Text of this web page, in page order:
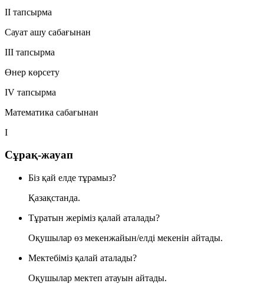
II тапсырма
Сауат ашу сабағынан
III тапсырма
Өнер көрсету
IV тапсырма
Математика сабағынан
I
Сұрақ-жауап
Біз қай елде тұрамыз?
Қазақстанда.
Тұратын жеріміз қалай аталады?
Оқушылар өз мекенжайын/елді мекенін айтады.
Мектебіміз қалай аталады?
Оқушылар мектеп атауын айтады.